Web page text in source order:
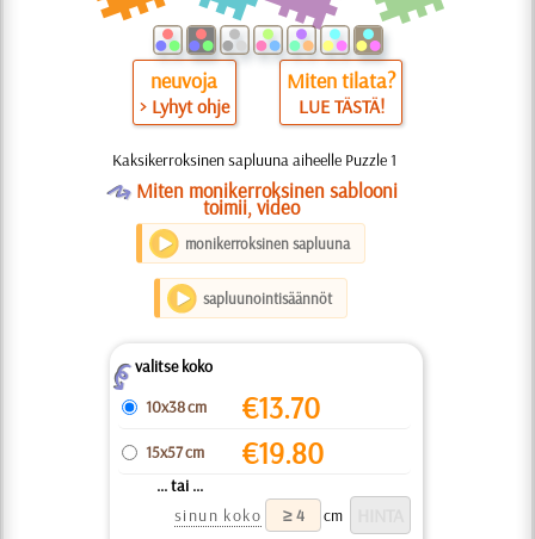
neuvoja
> Lyhyt ohje
Miten tilata?
LUE TÄSTÄ!
Kaksikerroksinen sapluuna aiheelle Puzzle 1
OMiten monikerroksinen sablooni
toimii, video
monikerroksinen sapluuna
sapluunointisäännöt
Zvalitse koko
10x38 cm
€13.70
15x57 cm €19.80
... tai ...
sinun koko
cm